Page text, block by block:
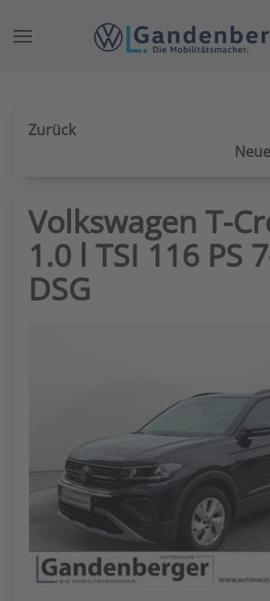
Zurück
Volkswagen T-
1.0 l TSI 116 PS
DSG